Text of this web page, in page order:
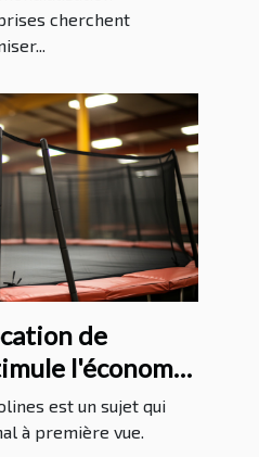
cherchent
de
l'économie
est un sujet qui
à première vue.